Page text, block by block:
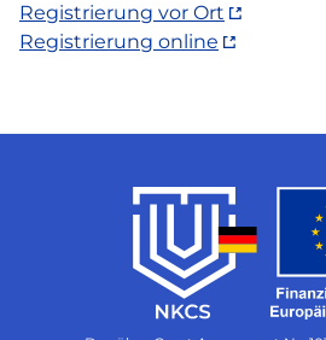
Registrierung vor Ort
Registrierung online